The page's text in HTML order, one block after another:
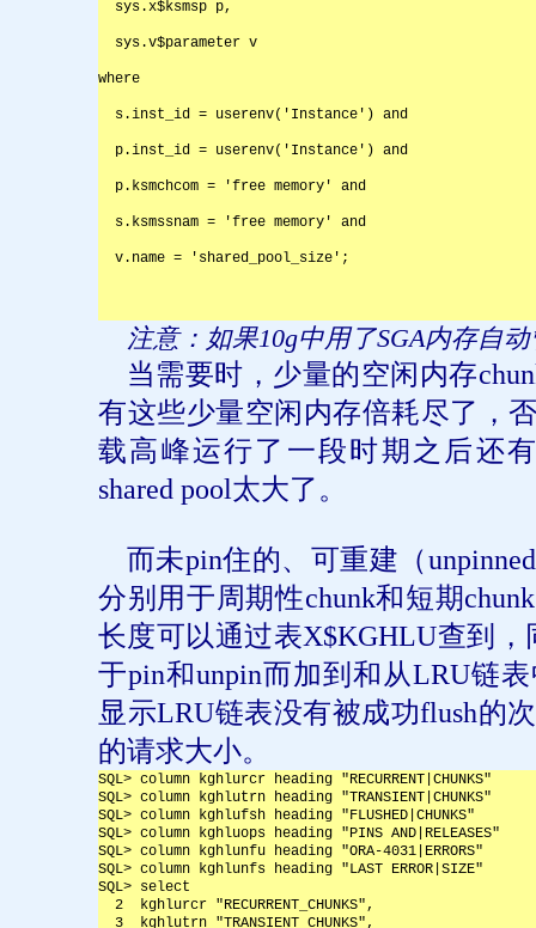
sys.x$ksmsp p,
sys.v$parameter v
where
s.inst_id = userenv('Instance') and
p.inst_id = userenv('Instance') and
p.ksmchcom = 'free memory' and
s.ksmssnam = 'free memory' and
v.name = 'shared_pool_size';
注意：如果10g中用了SGA内存自
当需要时，少量的空闲内存
有这些少量空闲内存倍耗尽了，
载高峰运行了一段时期之后还
shared pool太大了。
而未pin住的、可重建（
分别用于周期性chunk和短期chunk
长度可以通过表X$KGHLU查到，
于pin和unpin而加到和从LRU链
显示LRU链表没有被成功flush的
的请求大小。
SQL> column kghlurcr heading "RECURRENT|CHUNKS"
SQL> column kghlutrn heading "TRANSIENT|CHUNKS"
SQL> column kghlufsh heading "FLUSHED|CHUNKS"
SQL> column kghluops heading "PINS AND|RELEASES"
SQL> column kghlunfu heading "ORA-4031|ERRORS"
SQL> column kghlunfs heading "LAST ERROR|SIZE"
SQL> select
2  kghlurcr "RECURRENT_CHUNKS",
3  kghlutrn "TRANSIENT_CHUNKS",